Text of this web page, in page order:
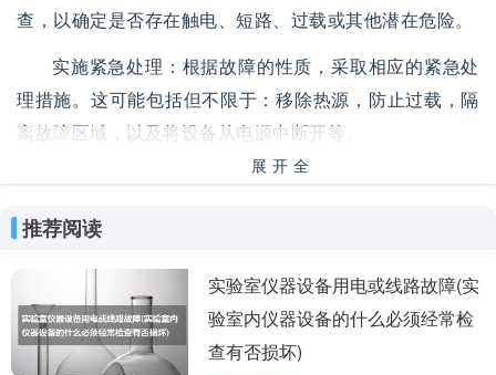
查，以确定是否存在触电、短路、过载或其他潜在危险。
实施紧急处理：根据故障的性质，采取相应的紧急处
理措施。这可能包括但不限于：移除热源，防止过载，隔
离故障区域，以及将设备从电源中断开等。
通知相关人员：如果情况需要，立即通知实验室管理
人员、安全部门或相关技术人员。他们可以提供额外的指
导或帮助处理故障。
记录和报告：详细记录故障的情况、采取的措施和涉
及的人员。这有助于提供事件的全貌，为后续的故障分析
提供依据。同时，按照实验室或组织的规定，将事件报告
展开全
推荐阅读
实验室仪器设备用电或线路故障(实
验室内仪器设备的什么必须经常检
查有否损坏)